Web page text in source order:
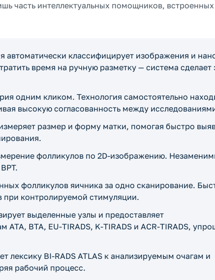
часть интеллектуальных помощников,
автоматически классифицирует изображения и
время на ручную разметку — система сделает
одним кликом. Технология самостоятельно
высокую согласованность между
размер и форму матки, помогая быстро
фолликулов по 2D-изображению.
фолликулов яичника за одно сканирование.
при контролируемой стимуляции.
выделенные узлы и предоставляет
BTA, EU-TIRADS, K-TIRADS и ACR-TIRADS,
BI-RADS ATLAS к анализируемым очагам и
рабочий процесс.